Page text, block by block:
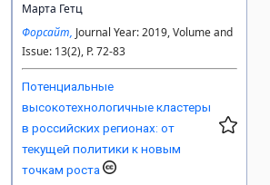
Марта Гетц
Форсайт, Journal Year: 2019, Volume and
Issue: 13(2), P. 72-83
Потенциальные
высокотехнологичные кластеры
в российских регионах: от
текущей политики к новым
точкам роста